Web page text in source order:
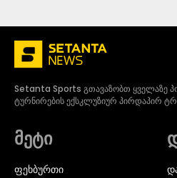
Setanta Sports გთავაზობთ ყველაზე
ტურნირების ექსკლუზიურ პირდაპირ
მეტი
ᲤᲔᲮᲑᲣᲠᲗᲘ